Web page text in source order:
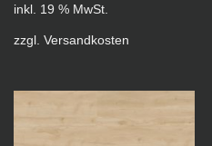
inkl. 19 % MwSt.
zzgl. Versandkosten